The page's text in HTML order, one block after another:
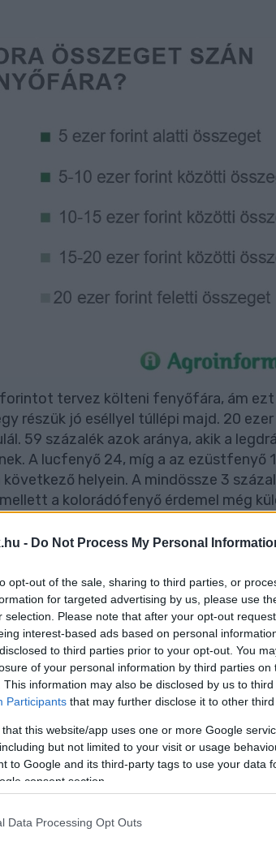
- Do Not Process My Personal
opt-out of the sale, sharing to third parties, or
for targeted advertising by us, please use
selection. Please note that after your opt-out
interest-based ads based on personal
to third parties prior to your opt-out. You
of your personal information by third parties on
This information may also be disclosed by us to
Participants that may further disclose it to other third
that this website/app uses one or more Google
but not limited to your visit or usage
to Google and its third-party tags to use your data
consent section.
Data Processing Opt Outs
tervez költeni fenyőfára, ám ezt
részük jó eséllyel túllépi majd. 20
59 százalék azok aránya, akik a
A lucfenyő 24, míg a az ezüstfenyő
helyein. A mindössze 3
a kolorádófenyő érdemel még
duglászfenyőt pótolja a kínálati